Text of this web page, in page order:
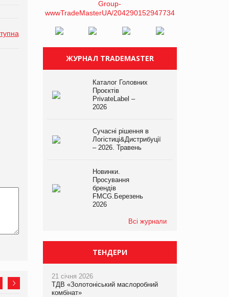
ЖУРНАЛ TRADEMASTER
Каталог Головних
Проєктів
PrivateLabel –
2026
Сучасні рішення в
Логістиці&Дистрибуції
– 2026. Травень
Новинки.
Просування
брендів
FMCG.Березень
2026
Всі журнали
ТЕНДЕРИ
21 січня 2026
ТДВ «Золотоніський маслоробний
комбінат»